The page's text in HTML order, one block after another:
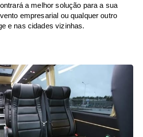
a melhor solução para a sua
empresarial ou qualquer outro
e nas cidades vizinhas.